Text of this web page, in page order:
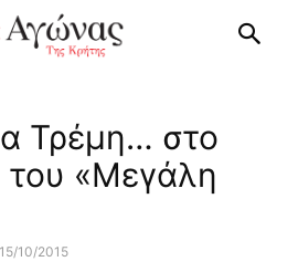
Τρέμη… στο
«Μεγάλη
15/10/2015